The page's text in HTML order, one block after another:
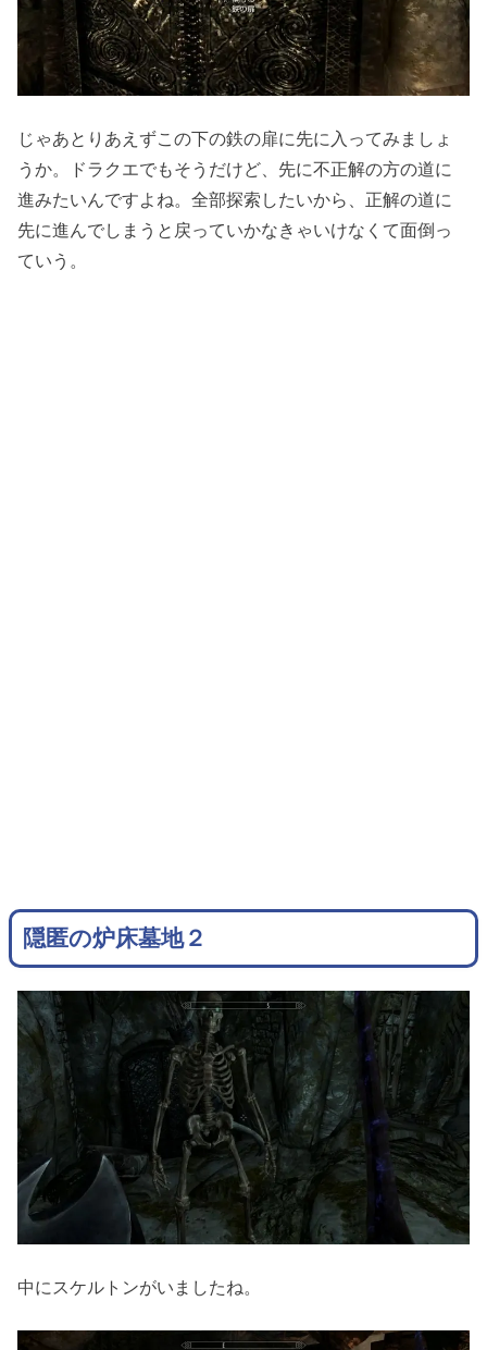
じゃあとりあえずこの下の鉄の扉に先に入ってみましょ
うか。ドラクエでもそうだけど、先に不正解の方の道に
進みたいんですよね。全部探索したいから、正解の道に
先に進んでしまうと戻っていかなきゃいけなくて面倒っ
ていう。
隠匿の炉床墓地２
中にスケルトンがいましたね。